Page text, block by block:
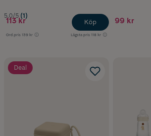
5.0/5 (1)
113 kr
Ord.pris 139 kr Lägsta pris 118 kr
Köp 99 kr
Deal